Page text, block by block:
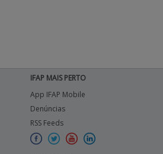
IFAP MAIS PERTO
App IFAP Mobile
Denúncias
RSS Feeds